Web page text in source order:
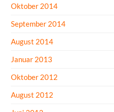
Oktober 2014
September 2014
August 2014
Januar 2013
Oktober 2012
August 2012